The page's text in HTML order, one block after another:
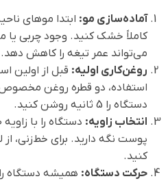
آماده‌سازی مو: ابتدا موهای
کاملاً خشک کنید. وجود چربی یا
می‌تواند عمر تیغه را کاهش دهد.
روغن‌کاری اولیه: قبل از اولین
استفاده، دو قطره روغن مخصوص
دستگاه را 5 ثانیه روشن کنید.
انتخاب زاویه:
کنید.
حرکت دستگاه: همیشه دستگاه